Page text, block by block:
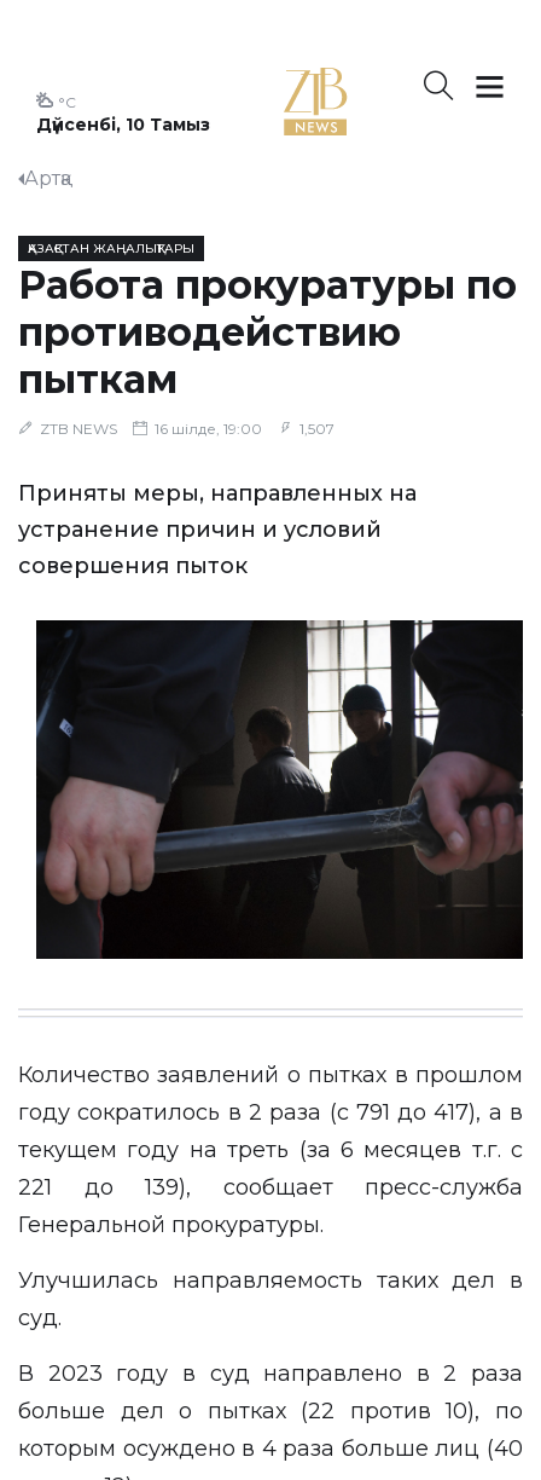
Дүйсенбі, 10 Тамыз
°C
Артқа
ҚАЗАҚСТАН ЖАҢАЛЫҚТАРЫ
Работа прокуратуры по
противодействию
пыткам
ZTB NEWS 16 шілде, 19:00 1,507
Приняты меры, направленных на
устранение причин и условий
совершения пыток
Количество заявлений о пытках в прошлом
году сократилось в 2 раза (с 791 до 417), а в
текущем году на треть (за 6 месяцев т.г. с
221 до 139), сообщает пресс-служба
Генеральной прокуратуры.
Улучшилась направляемость таких дел в
суд.
В 2023 году в суд направлено в 2 раза
больше дел о пытках (22 против 10), по
которым осуждено в 4 раза больше лиц (40